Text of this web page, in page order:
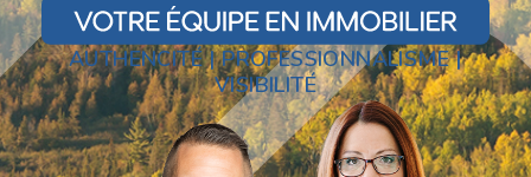
AUTHENCITÉ | PROFESSIONNALISME |
VISIBILITÉ